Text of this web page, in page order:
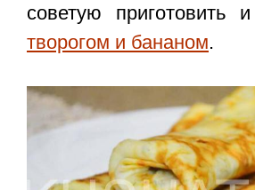
советую приготовить и
творогом и бананом.